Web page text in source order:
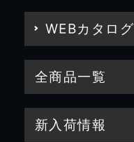
WEBカタログ
全商品一覧
新入荷情報